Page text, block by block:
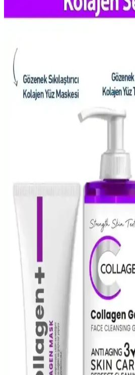
Ürünleri ve Bakım Yöntemleri
maskeleri gibi Asya güzellik ürünleri
sonuçlar sunar.
Gözenek Görünümünü
ve Bakım Yöntemleri
Gözenek görünümünü azaltmak için
eksfoliasyon ve uygun temizleyicilerle
sunulmaktadır. Doğru ürün seçimi ve
Yüzdeki Siyah Noktalar ve
Tanı ve Etkili Tedavi Yöntemleri
Yüzdeki siyah noktalar ve sebum
tipine uygun kimyasal eksfoliasyon, yağ
profesyonel uygulamalarla etkili tedavi
CeraVe Retinol Serumu ile
Ciltlerde Yenilikçi Bakım
CeraVe’nin retinol serumu, yağlı ve
yenileme ve ton eşitliği sağlar, pürüzleri
ve parlak bir görünüm sunar.
NYX Pore Filler Targeted
Gizleme ve Cildi
NYX Pore Filler Targeted Stick,
pürüzsüzleştiren doğal ve vegan
kullanım sağlar.
Doğal İçerikli Yüz Maskeleri
Sağlıklı ve Parlak Sonuçlar